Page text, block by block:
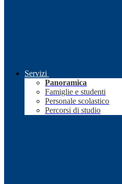
Servizi
Panoramica
Famiglie e studenti
Personale scolastico
Percorsi di studio